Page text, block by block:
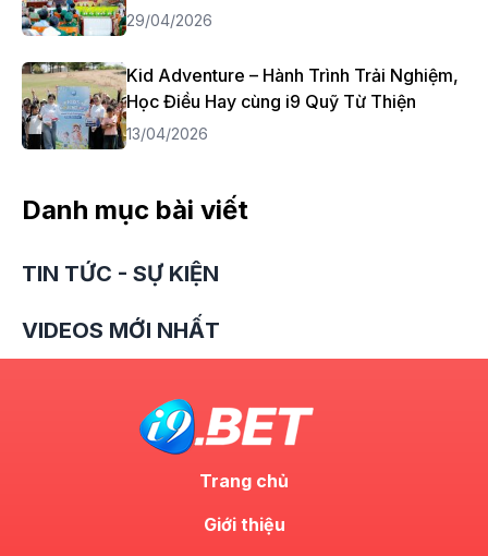
29/04/2026
Kid Adventure – Hành Trình Trải Nghiệm,
Học Điều Hay cùng i9 Quỹ Từ Thiện
13/04/2026
Danh mục bài viết
TIN TỨC - SỰ KIỆN
VIDEOS MỚI NHẤT
Trang chủ
Giới thiệu